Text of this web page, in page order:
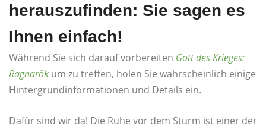
herauszufinden: Sie sagen es
Ihnen einfach!
Während Sie sich darauf vorbereiten Gott des Krieges:
Ragnarök um zu treffen, holen Sie wahrscheinlich einige
Hintergrundinformationen und Details ein.
Dafür sind wir da! Die Ruhe vor dem Sturm ist einer der